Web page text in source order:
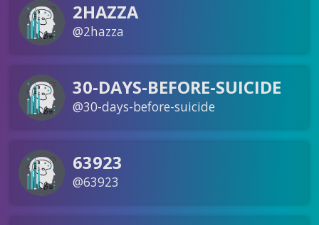
2HAZZA
@2hazza
30-DAYS-BEFORE-SUICIDE
@30-days-before-suicide
63923
@63923